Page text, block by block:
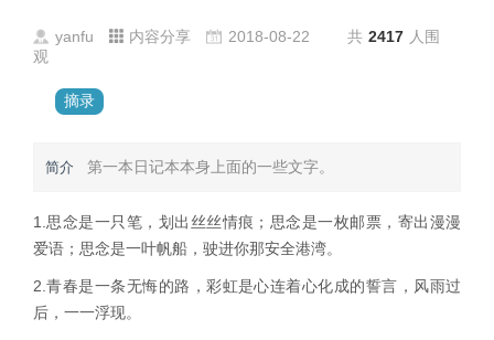
yanfu 内容分享 2018-08-22 共 2417 人围
观
摘录
简介 第一本日记本本身上面的一些文字。
1. 思念是一只笔，划出丝丝情痕；思念是一枚邮票，寄出漫漫
爱语；思念是一叶帆船，驶进你那安全港湾。
2. 青春是一条无悔的路，彩虹是心连着心化成的誓言，风雨过
后，一一浮现。